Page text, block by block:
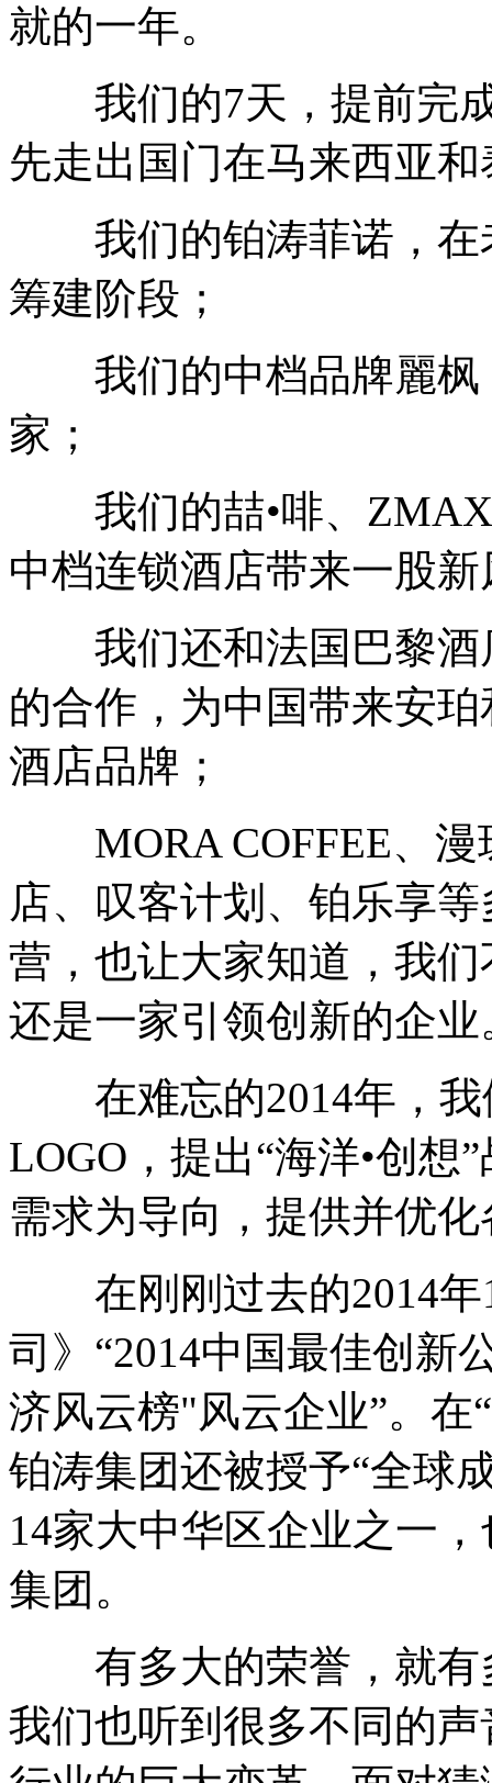
就的一年。
我们的7天，提前完成
先走出国门在马来西亚
我们的铂涛菲诺，在
筹建阶段；
我们的中档品牌麗枫
家；
我们的喆•啡、ZMAX
中档连锁酒店带来一股新
我们还和法国巴黎酒
的合作，为中国带来安
酒店品牌；
MORA COFFEE、漫
店、叹客计划、铂乐享
营，也让大家知道，我
还是一家引领创新的企业
在难忘的2014年，我
LOGO，提出“海洋•创想
需求为导向，提供并优
在刚刚过去的2014年
司》“2014中国最佳创新
济风云榜"风云企业”。在
铂涛集团还被授予“全球
14家大中华区企业之一
集团。
有多大的荣誉，就有
我们也听到很多不同的